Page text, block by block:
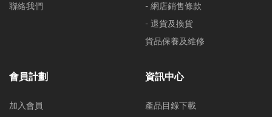
聯絡我們
- 網店銷售條款
- 退貨及換貨
貨品保養及維修
會員計劃
加入會員
資訊中心
產品目錄下載